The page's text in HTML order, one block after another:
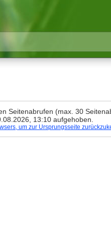
Seitenabrufen (max. 30
13:10 aufgehoben.
um zur Ursprungsseite